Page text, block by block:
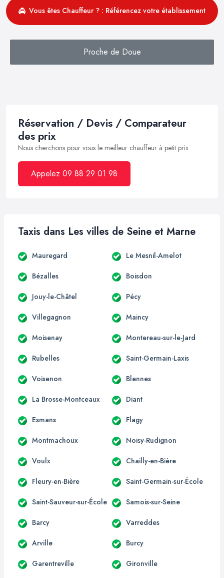
Vous êtes Chauffeur ? : Référencez votre établissement
Proche de Doue
Réservation / Devis / Comparateur
des prix
Nous cherchons pour vous le meilleur chauffeur à petit prix
Appelez 09 88 29 01 98
Taxis dans Les villes de Seine et Marne
Mauregard Le Mesnil-Amelot
Bézalles Boisdon
Jouy-le-Châtel Pécy
Villegagnon Maincy
Moisenay Montereau-sur-le-Jard
Rubelles Saint-Germain-Laxis
Voisenon Blennes
La Brosse-Montceaux Diant
Esmans Flagy
Montmachoux Noisy-Rudignon
Voulx Chailly-en-Bière
Fleury-en-Bière Saint-Germain-sur-École
Saint-Sauveur-sur-École Samois-sur-Seine
Barcy Varreddes
Arville Burcy
Garentreville Gironville